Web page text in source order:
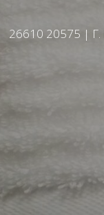
26610 20575 |